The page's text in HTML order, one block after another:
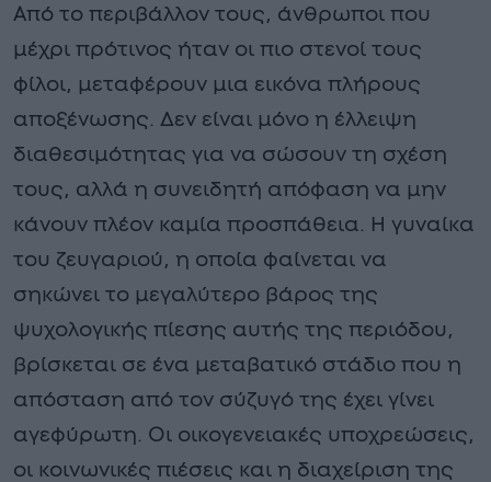
Από το περιβάλλον τους, άνθρωποι που
μέχρι πρότινος ήταν οι πιο στενοί τους
φίλοι, μεταφέρουν μια εικόνα πλήρους
αποξένωσης. Δεν είναι μόνο η έλλειψη
διαθεσιμότητας για να σώσουν τη σχέση
τους, αλλά η συνειδητή απόφαση να μην
κάνουν πλέον καμία προσπάθεια. Η γυναίκα
του ζευγαριού, η οποία φαίνεται να
σηκώνει το μεγαλύτερο βάρος της
ψυχολογικής πίεσης αυτής της περιόδου,
βρίσκεται σε ένα μεταβατικό στάδιο που η
απόσταση από τον σύζυγό της έχει γίνει
αγεφύρωτη. Οι οικογενειακές υποχρεώσεις,
οι κοινωνικές πιέσεις και η διαχείριση της